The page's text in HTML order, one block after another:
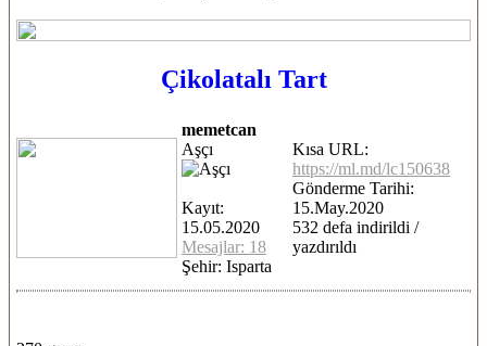
Çikolatalı Tart
memetcan
Aşçı
Kayıt:
15.05.2020
Mesajlar: 18
Şehir: Isparta
Kısa URL:
https://ml.md/lc150638
Gönderme Tarihi:
15.May.2020
532 defa indirildi /
yazdırıldı